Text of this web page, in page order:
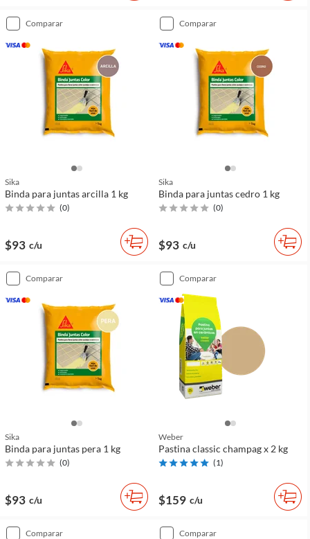
comparar
Sika
Binda para juntas arcilla 1 kg
(0)
$93 c/u
comparar
Sika
Binda para juntas cedro 1 kg
(0)
$93 c/u
comparar
Sika
Binda para juntas pera 1 kg
(0)
$93 c/u
comparar
Weber
Pastina classic champag x 2 kg
(1)
$159 c/u
comparar comparar